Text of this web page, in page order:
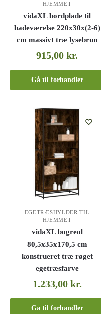
HJEMMET
vidaXL bordplade til
badeværelse 220x30x(2-6)
cm massivt træ lysebrun
915,00kr.
Gå til forhandler
EGETRÆSHYLDER TIL
HJEMMET
vidaXL bogreol
80,5x35x170,5 cm
konstrueret træ røget
egetræsfarve
1.233,00 kr.
Gå til forhandler